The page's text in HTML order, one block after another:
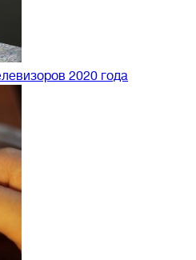
2020 года